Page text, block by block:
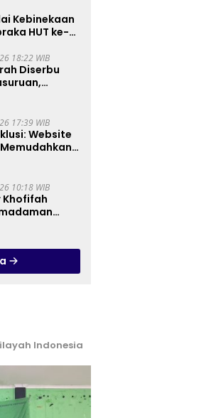
Kebinekaan
HUT ke-81
18:22 WIB
Diserbu
Harga
Beli
17:39 WIB
Website
Memudahkan
Anak
Khusus
10:18 WIB
Khofifah
dan
Indonesia